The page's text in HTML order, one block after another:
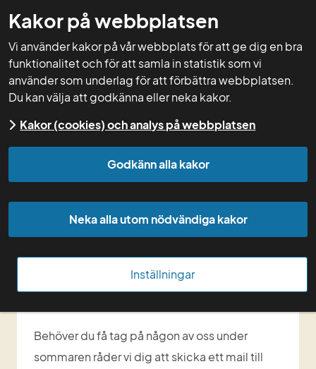
Kakor på webbplatsen
Vi använder kakor på vår webbplats för att ge dig en bra
funktionalitet och för att samla in statistik som vi
använder som underlag för att förbättra webbplatsen.
Du kan välja att godkänna eller neka kakor.
Kakor (cookies) och analys på webbplatsen
Godkänn alla kakor
Neka alla utom nödvändiga kakor
Inställningar
GNW-adm
Start
Supportens
öppettider i sommar
Under juli kommer vi ha semester och
därmed inte kunna svara på frågor i
samma utsträckning som vanligt.
Behöver du få tag på någon av oss under
sommaren råder vi dig att skicka ett mail till